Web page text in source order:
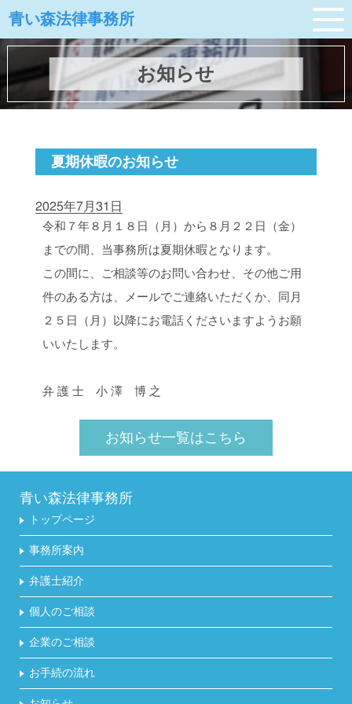
青い森法律事務所
お知らせ
夏期休暇のお知らせ
2025年7月31日
令和７年８月１８日（月）から８月２２日（金）
までの間、当事務所は夏期休暇となります。
この間に、ご相談等のお問い合わせ、その他ご用
件のある方は、メールでご連絡いただくか、同月
２５日（月）以降にお電話くださいますようお願
いいたします。
弁 護 士 小 澤 博 之
お知らせ一覧はこちら
青い森法律事務所
トップページ
事務所案内
弁護士紹介
個人のご相談
企業のご相談
お手続の流れ